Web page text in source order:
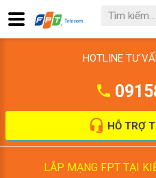
HOTLINE TƯ
HỖ TRỢ
LẮP MẠNG FPT TẠI